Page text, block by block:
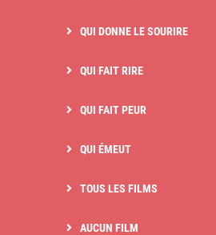
QUI DONNE LE SOURIRE
QUI FAIT RIRE
QUI FAIT PEUR
QUI ÉMEUT
TOUS LES FILMS
AUCUN FILM